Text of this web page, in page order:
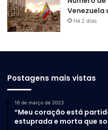
Venezuela
Há 2 dias
Postagens mais vistas
16 de março de 2023
“Meu coração está
estuprada e morta que